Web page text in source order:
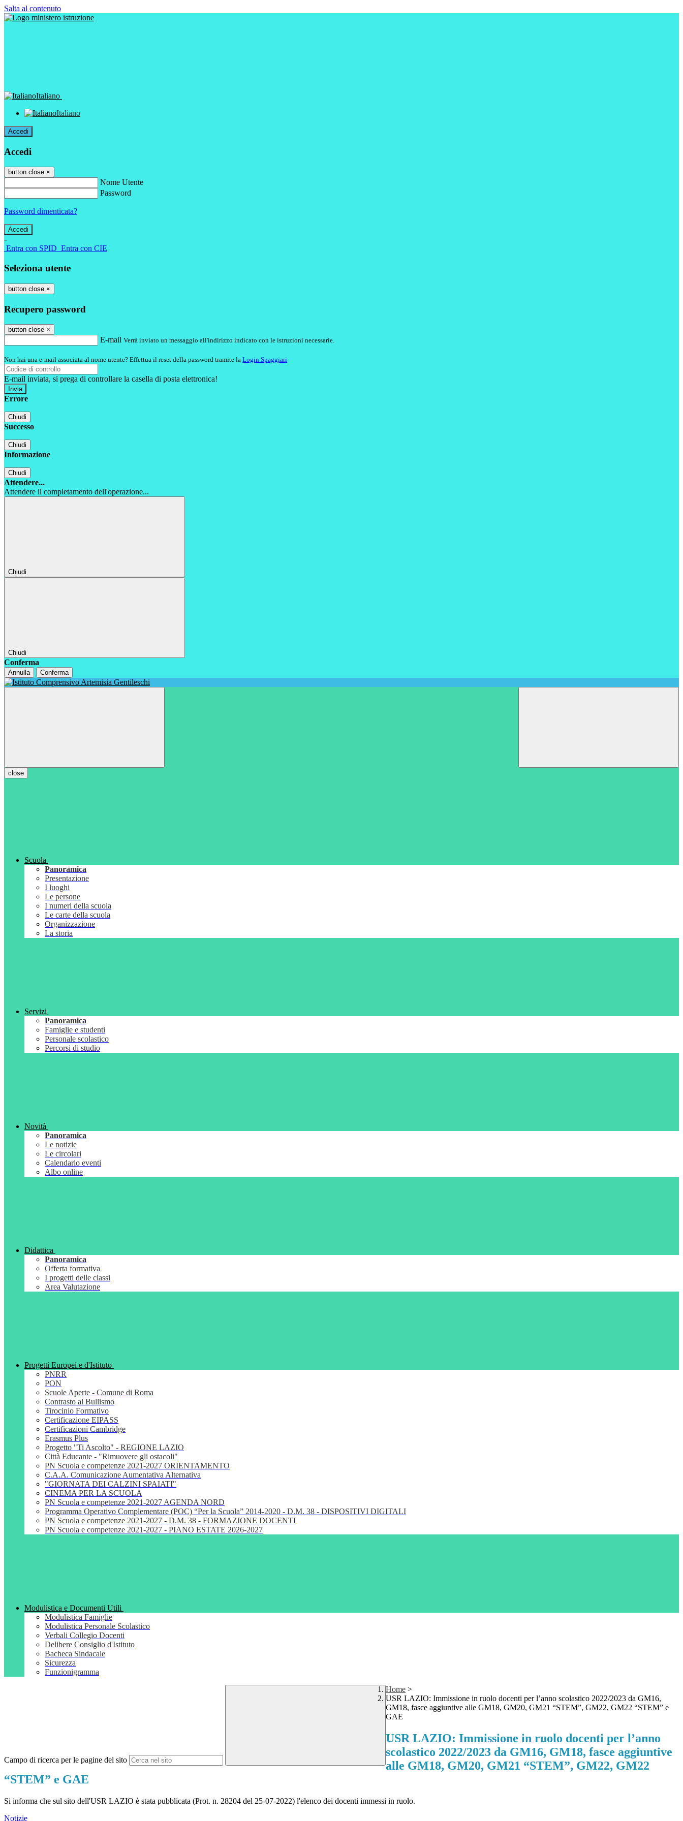
Salta al contenuto
Italiano
Italiano
Accedi
Accedi
button close ×
Nome Utente
Password
Password dimenticata?
-
Entra con SPID Entra con CIE
Seleziona utente
button close ×
Recupero password
button close ×
E-mail Verrà inviato un messaggio all'indirizzo indicato con le istruzioni necessarie.
Non hai una e-mail associata al nome utente? Effettua il reset della password tramite la Login Spaggiari
E-mail inviata, si prega di controllare la casella di posta elettronica!
Errore
Chiudi
Successo
Chiudi
Informazione
Chiudi
Attendere...
Attendere il completamento dell'operazione...
Chiudi
Chiudi
Conferma
Annulla Conferma
close
Scuola
Panoramica
Presentazione
I luoghi
Le persone
I numeri della scuola
Le carte della scuola
Organizzazione
La storia
Servizi
Panoramica
Famiglie e studenti
Personale scolastico
Percorsi di studio
Novità
Panoramica
Le notizie
Le circolari
Calendario eventi
Albo online
Didattica
Panoramica
Offerta formativa
I progetti delle classi
Area Valutazione
Progetti Europei e d'Istituto
PNRR
PON
Scuole Aperte - Comune di Roma
Contrasto al Bullismo
Tirocinio Formativo
Certificazione EIPASS
Certificazioni Cambridge
Erasmus Plus
Progetto "Ti Ascolto" - REGIONE LAZIO
Città Educante - "Rimuovere gli ostacoli"
PN Scuola e competenze 2021-2027 ORIENTAMENTO
C.A.A. Comunicazione Aumentativa Alternativa
"GIORNATA DEI CALZINI SPAIATI"
CINEMA PER LA SCUOLA
PN Scuola e competenze 2021-2027 AGENDA NORD
Programma Operativo Complementare (POC) “Per la Scuola” 2014-2020 - D.M. 38 - DISPOSITIVI DIGITALI
PN Scuola e competenze 2021-2027 - D.M. 38 - FORMAZIONE DOCENTI
PN Scuola e competenze 2021-2027 - PIANO ESTATE 2026-2027
Modulistica e Documenti Utili
Modulistica Famiglie
Modulistica Personale Scolastico
Verbali Collegio Docenti
Delibere Consiglio d'Istituto
Bacheca Sindacale
Sicurezza
Funzionigramma
Campo di ricerca per le pagine del sito
Home >
USR LAZIO: Immissione in ruolo docenti per l’anno scolastico 2022/2023 da GM16,
GM18, fasce aggiuntive alle GM18, GM20, GM21 “STEM”, GM22, GM22 “STEM” e
GAE
USR LAZIO: Immissione in ruolo docenti per l’anno
scolastico 2022/2023 da GM16, GM18, fasce aggiuntive
alle GM18, GM20, GM21 “STEM”, GM22, GM22
“STEM” e GAE
Si informa che sul sito dell'USR LAZIO è stata pubblicata (Prot. n. 28204 del 25-07-2022) l'elenco dei docenti immessi in ruolo.
Notizie